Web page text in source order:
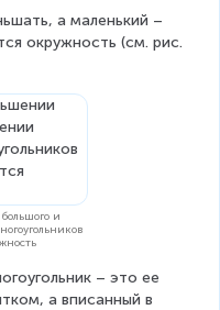
а маленький –
окружность (см. рис.
и
– это ее
а вписанный в